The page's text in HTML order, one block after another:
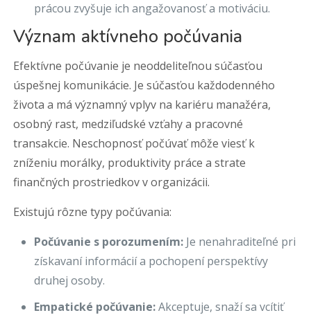
prácou zvyšuje ich angažovanosť a motiváciu.
Význam aktívneho počúvania
Efektívne počúvanie je neoddeliteľnou súčasťou
úspešnej komunikácie. Je súčasťou každodenného
života a má významný vplyv na kariéru manažéra,
osobný rast, medziľudské vzťahy a pracovné
transakcie. Neschopnosť počúvať môže viesť k
zníženiu morálky, produktivity práce a strate
finančných prostriedkov v organizácii.
Existujú rôzne typy počúvania:
Počúvanie s porozumením: Je nenahraditeľné pri
získavaní informácií a pochopení perspektívy
druhej osoby.
Empatické počúvanie:Akceptuje, snaží sa vcítiť